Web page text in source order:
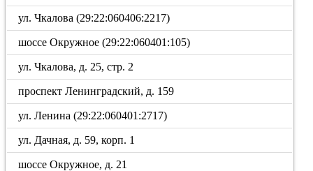
ул. Чкалова (29:22:060406:2217)
шоссе Окружное (29:22:060401:105)
ул. Чкалова, д. 25, стр. 2
проспект Ленинградский, д. 159
ул. Ленина (29:22:060401:2717)
ул. Дачная, д. 59, корп. 1
шоссе Окружное, д. 21